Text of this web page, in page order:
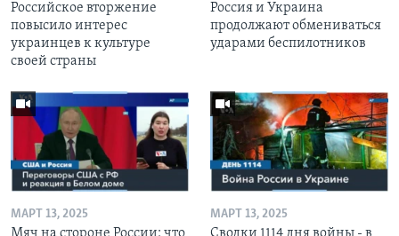
Российское вторжение
повысило интерес
украинцев к культуре
своей страны
Россия и Украина
продолжают обмениваться
ударами беспилотников
МАРТ 13, 2025 МАРТ 13, 2025